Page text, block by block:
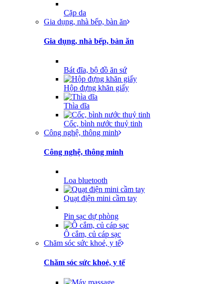
Cặp da
Gia dụng, nhà bếp, bàn ăn
Gia dụng, nhà bếp, bàn ăn
Bát đĩa, bộ đồ ăn sứ
Hộp đựng khăn giấy
Thìa dĩa
Cốc, bình nước thuỷ tinh
Công nghệ, thông minh
Công nghệ, thông minh
Loa bluetooth
Quạt điện mini cầm tay
Pin sạc dự phòng
Ô cắm, củ cáp sạc
Chăm sóc sức khoẻ, y tế
Chăm sóc sức khoẻ, y tế